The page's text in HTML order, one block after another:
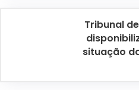
Tribunal
situação